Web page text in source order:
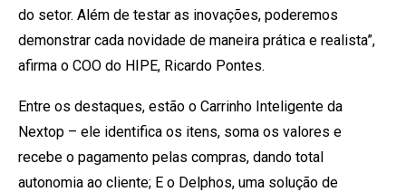
do setor. Além de testar as inovações, poderemos
demonstrar cada novidade de maneira prática e realista”,
afirma o COO do HIPE, Ricardo Pontes.
Entre os destaques, estão o Carrinho Inteligente da
Nextop – ele identifica os itens, soma os valores e
recebe o pagamento pelas compras, dando total
autonomia ao cliente; E o Delphos, uma solução de